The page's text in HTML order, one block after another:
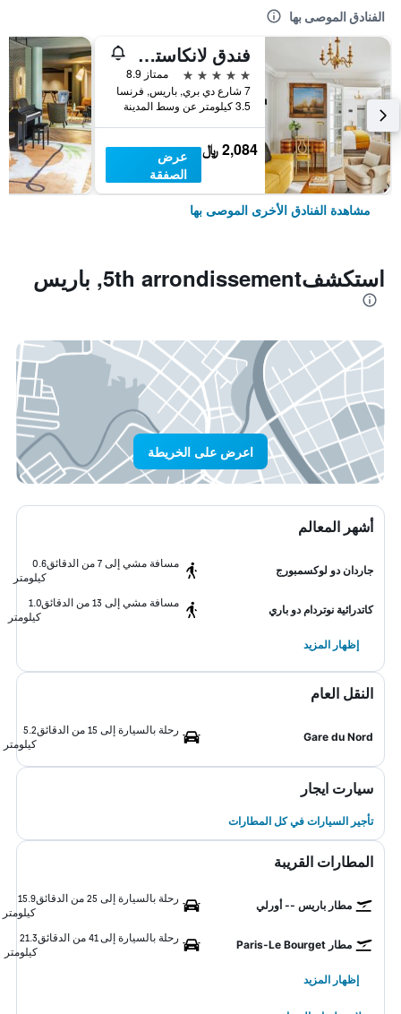
الفنادق الموصى بها
فندق لانكاستر باريس شانزليزيه
5 نجوم
ممتاز 8.9
7 شارع دي بري, باريس, فرنسا
3.5 كيلومتر عن وسط المدينة
2,084 ﷼
عرض
الصفقة
مشاهدة الفنادق الأخرى الموصى بها
استكشف5th arrondissement, باريس
اعرض على الخريطة
أشهر المعالم
جاردان دو لوكسمبورج
مسافة مشي إلى 7 من الدقائق
0.6
كيلومتر
كاتدرائية نوتردام دو باري
مسافة مشي إلى 13 من الدقائق
1.0
كيلومتر
إظهار المزيد
النقل العام
Gare du Nord
رحلة بالسيارة إلى 15 من الدقائق
5.2
كيلومتر
سيارت ايجار
تأجير السيارات في كل المطارات
المطارات القريبة
مطار باريس -- أورلي
رحلة بالسيارة إلى 25 من الدقائق
15.9
كيلومتر
مطار Paris-Le Bourget
رحلة بالسيارة إلى 41 من الدقائق
21.3
كيلومتر
إظهار المزيد